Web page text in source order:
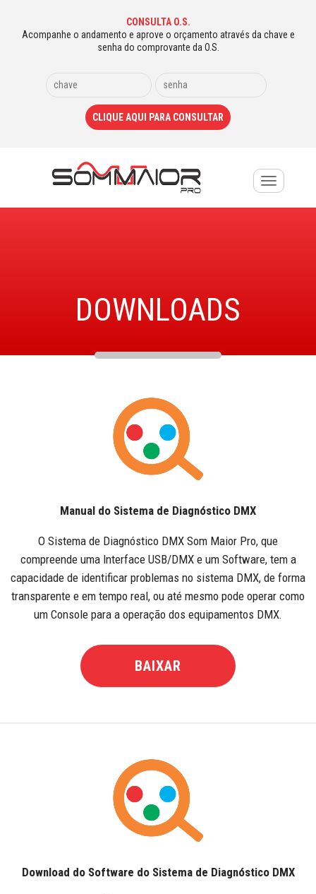
CONSULTA O.S.
Acompanhe o andamento e aprove o orçamento através da chave e
senha do comprovante da O.S.
Toggle
navigation
DOWNLOADS
Manual do Sistema de Diagnóstico DMX
O Sistema de Diagnóstico DMX Som Maior Pro, que
compreende uma Interface USB/DMX e um Software, tem a
capacidade de identificar problemas no sistema DMX, de forma
transparente e em tempo real, ou até mesmo pode operar como
um Console para a operação dos equipamentos DMX.
BAIXAR
Download do Software do Sistema de Diagnóstico DMX